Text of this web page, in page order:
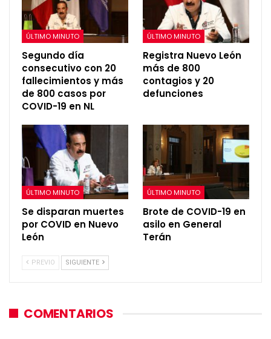
ÚLTIMO MINUTO
Segundo día
consecutivo con 20
fallecimientos y más
de 800 casos por
COVID-19 en NL
ÚLTIMO MINUTO
Registra Nuevo León
más de 800
contagios y 20
defunciones
ÚLTIMO MINUTO
Se disparan muertes
por COVID en Nuevo
León
ÚLTIMO MINUTO
Brote de COVID-19 en
asilo en General
Terán
PREVIO SIGUIENTE
COMENTARIOS